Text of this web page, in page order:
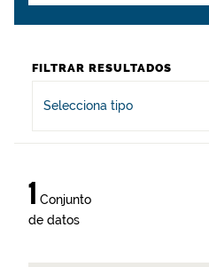
FILTRAR RESULTADOS
Selecciona tipo
1 Conjunto
de datos